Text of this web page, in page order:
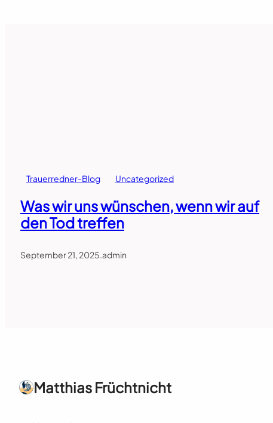
Trauerredner-Blog Uncategorized
Was wir uns wünschen, wenn wir auf
den Tod treffen
September 21, 2025.admin
Matthias Früchtnicht